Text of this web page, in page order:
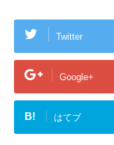
Twitter
Google+
B! はてブ